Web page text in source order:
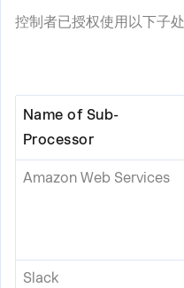
控制者已授权使用以下子处
Name of Sub-
Processor
Amazon Web Services
Slack